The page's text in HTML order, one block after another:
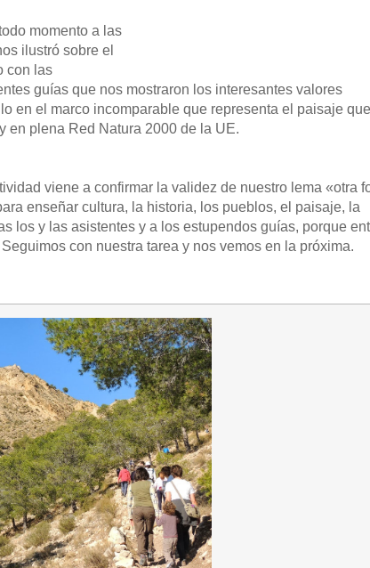
momento a las
ilustró sobre el
con las
guías que nos mostraron los interesantes valores
en el marco incomparable que representa el paisaje que
en plena Red Natura 2000 de la UE.
viene a confirmar la validez de nuestro lema «otra
enseñar cultura, la historia, los pueblos, el paisaje, la
los y las asistentes y a los estupendos guías, porque
con nuestra tarea y nos vemos en la próxima.